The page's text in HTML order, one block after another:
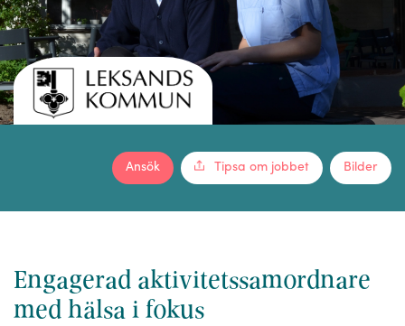
Bilder
Tipsa om jobbet
Ansök
Engagerad aktivitetssamordnare
med hälsa i fokus